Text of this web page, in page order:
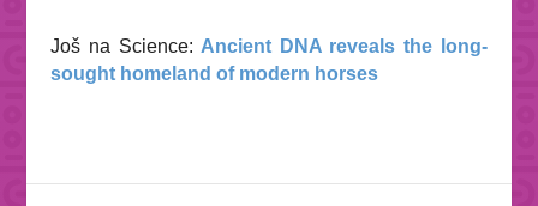
Još na Science: Ancient DNA reveals the long-
sought homeland of modern horses